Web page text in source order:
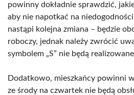
powinny dokładnie sprawdzić,
aby nie napotkać na
nastąpi kolejna zmiana – będzie
roboczy, jednak należy zwrócić
symbolem „S” nie będą
Dodatkowo, mieszkańcy powinni
ze środy na czwartek nie będą